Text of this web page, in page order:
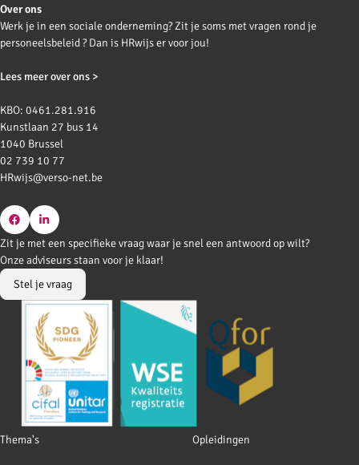
Over ons
Werk je in een sociale onderneming? Zit je soms met vragen rond je
personeelsbeleid ? Dan is HRwijs er voor jou!
Lees meer over ons >
KBO: 0461.281.916
Kunstlaan 27 bus 14
1040 Brussel
02 739 10 77
HRwijs@verso-net.be
Go
to
Facebook
Go
to
LinkedIn
Footer
Thema's Opleidingen
Zit je met een specifieke vraag waar je snel een antwoord op wilt?
Onze adviseurs staan voor je klaar!
Stel je vraag